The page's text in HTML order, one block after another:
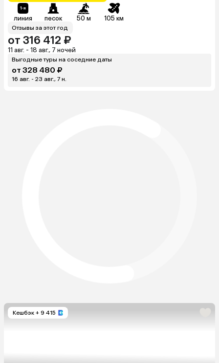
линия песок 50 м 105 км
Отзывы за этот год
от 316 412 ₽
11 авг. - 18 авг., 7 ночей
Выгодные туры на соседние даты
от 328 480 ₽
16 авг. - 23 авг., 7 н.
Кешбэк + 9 415